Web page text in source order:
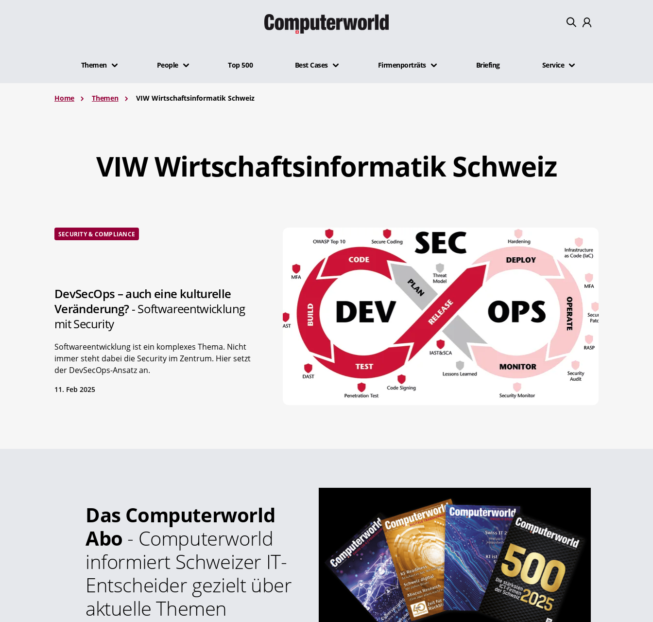
Themen People Top 500 Best Cases Firmenporträts Briefing Service
Home Themen VIW Wirtschaftsinformatik Schweiz
VIW Wirtschaftsinformatik Schweiz
SECURITY & COMPLIANCE
DevSecOps – auch eine kulturelle
Veränderung?- Softwareentwicklung
mit Security
Softwareentwicklung ist ein komplexes Thema. Nicht
immer steht dabei die Security im Zentrum. Hier setzt
der DevSecOps-Ansatz an.
11. Feb 2025
Das Computerworld
Abo - Computerworld
informiert Schweizer IT-
Entscheider gezielt über
aktuelle Themen